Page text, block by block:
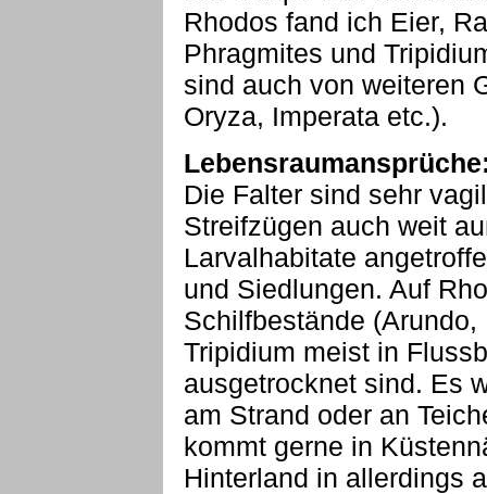
Rhodos fand ich Eier,
Phragmites und
sind auch von weiteren
Oryza, Imperata etc.).
Die Falter sind sehr
Streifzügen auch weit
Larvalhabitate
und Siedlungen. Auf
Schilfbestände
Tripidium meist in
ausgetrocknet sind. Es
am Strand oder an
kommt gerne in
Hinterland in allerdings